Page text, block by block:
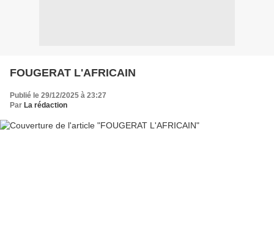
FOUGERAT L'AFRICAIN
Publié le 29/12/2025 à 23:27
Par La rédaction